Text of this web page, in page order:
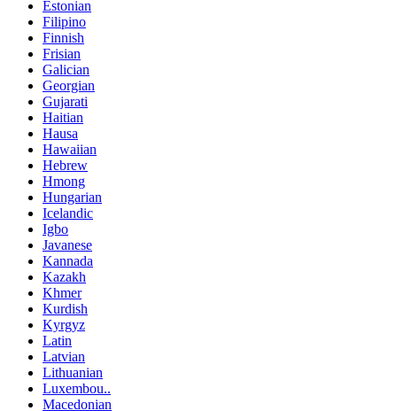
Estonian
Filipino
Finnish
Frisian
Galician
Georgian
Gujarati
Haitian
Hausa
Hawaiian
Hebrew
Hmong
Hungarian
Icelandic
Igbo
Javanese
Kannada
Kazakh
Khmer
Kurdish
Kyrgyz
Latin
Latvian
Lithuanian
Luxembou..
Macedonian